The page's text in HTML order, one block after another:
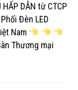
DẪN từ CTCP
Đèn LED
Nam
Thương mại